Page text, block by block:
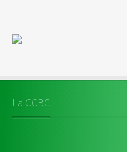
La CCBC